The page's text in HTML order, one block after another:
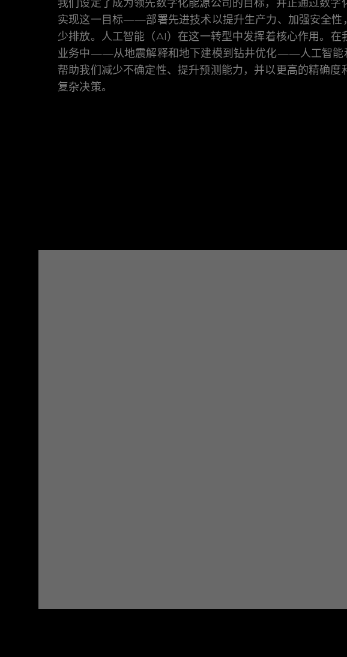
我们设定了成为领先数字化能源公司的目标，并正通过数字
实现这一目标——部署先进技术以提升生产力、加强安全性
少排放。人工智能（AI）在这一转型中发挥着核心作用。在
业务中——从地震解释和地下建模到钻井优化——人工智能
帮助我们减少不确定性、提升预测能力，并以更高的精确度
复杂决策。